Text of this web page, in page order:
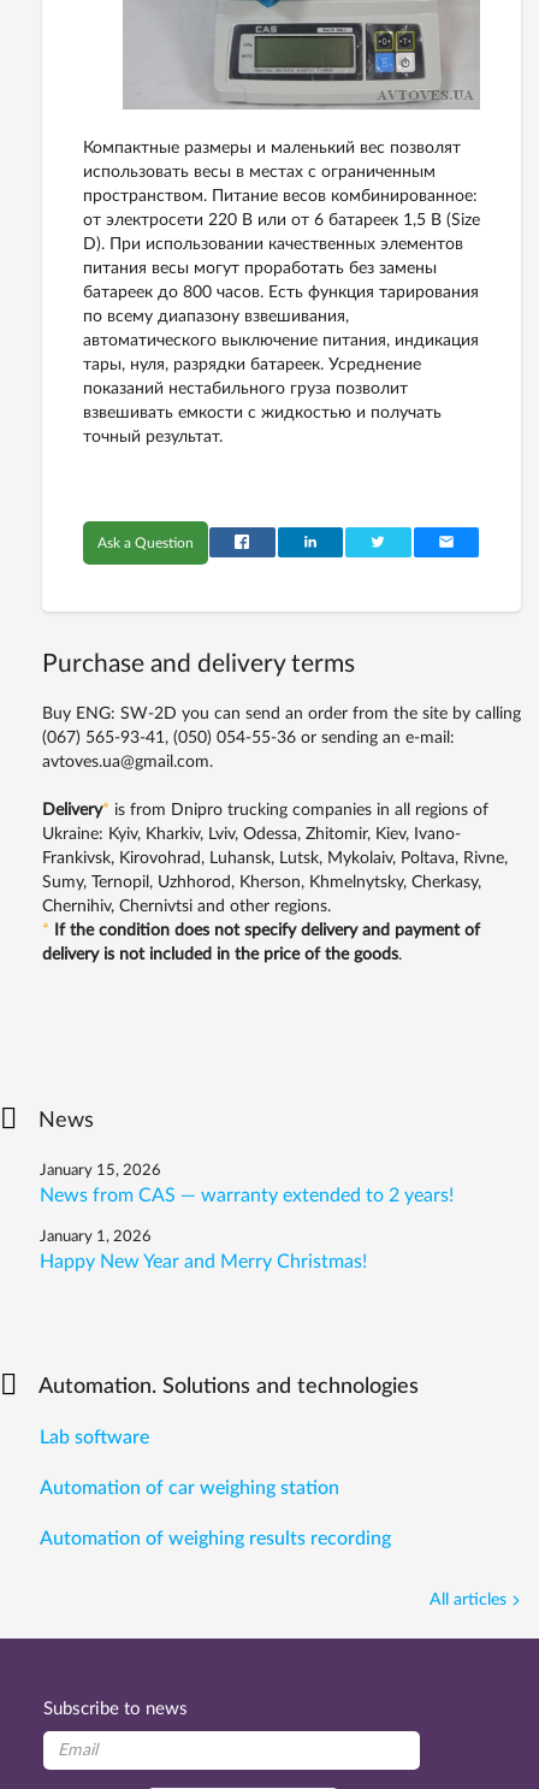
Компактные размеры и маленький вес позволят
использовать весы в местах с ограниченным
пространством. Питание весов комбинированное:
от электросети 220 В или от 6 батареек 1,5 В (Size
D). При использовании качественных элементов
питания весы могут проработать без замены
батареек до 800 часов. Есть функция тарирования
по всему диапазону взвешивания,
автоматического выключение питания, индикация
тары, нуля, разрядки батареек. Усреднение
показаний нестабильного груза позволит
взвешивать емкости с жидкостью и получать
точный результат.
Ask a Question
Purchase and delivery terms
Buy ENG: SW-2D you can send an order from the site by calling
(067) 565-93-41, (050) 054-55-36 or sending an e-mail:
avtoves.ua@gmail.com.
Delivery* is from Dnipro trucking companies in all regions of
Ukraine: Kyiv, Kharkiv, Lviv, Odessa, Zhitomir, Kiev, Ivano-
Frankivsk, Kirovohrad, Luhansk, Lutsk, Mykolaiv, Poltava, Rivne,
Sumy, Ternopil, Uzhhorod, Kherson, Khmelnytsky, Cherkasy,
Chernihiv, Chernivtsi and other regions.
*
If the condition does not specify delivery and payment of
delivery is not included in the price of the goods.
News
January 15, 2026
News from CAS — warranty extended to 2 years!
January 1, 2026
Happy New Year and Merry Christmas!
Automation. Solutions and technologies
Lab software
Automation of car weighing station
Automation of weighing results recording
All articles
Subscribe to news